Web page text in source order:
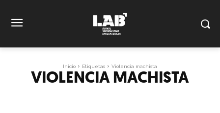
Inicio Etiquetas Violencia machista
VIOLENCIA MACHISTA